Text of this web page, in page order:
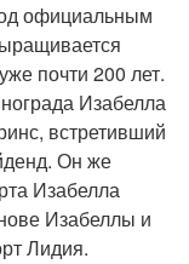
официальным
почти 200 лет.
Изабелла
встретивший
Он же
Изабелла
Изабеллы и
Лидия.